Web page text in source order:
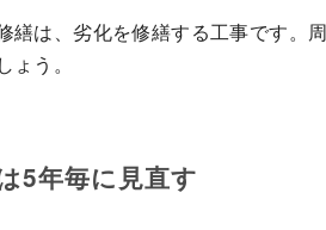
繕は、劣化を修繕する工事です。
う。
5年毎に見直す